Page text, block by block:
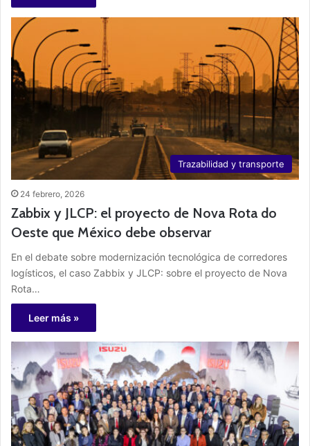
Trazabilidad y transporte
24 febrero, 2026
Zabbix y JLCP: el proyecto de Nova Rota do
Oeste que México debe observar
En el debate sobre modernización tecnológica de corredores
logísticos, el caso Zabbix y JLCP: sobre el proyecto de Nova
Rota…
Leer más »